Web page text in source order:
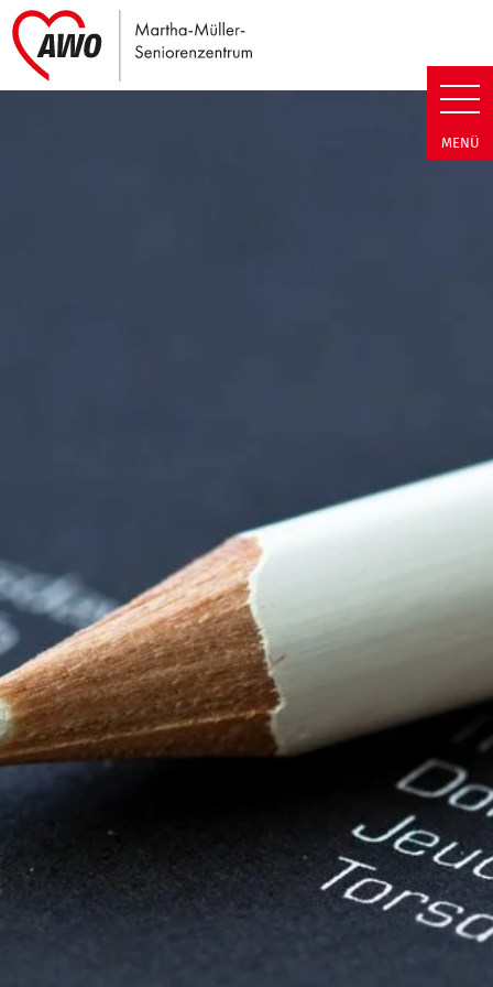
Martha-Müller-
MENÜ